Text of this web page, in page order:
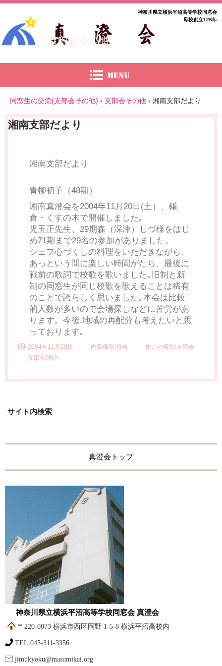
支部会その他
神奈川県立横浜平沼高等学校同窓会
母校創立126年
同窓生の交流(支部会その他) › 支部会その他 › 湘南支部だより
湘南支部だより
湘南支部だより
青柳初子（48期）
湘南真澄会を2004年11月20日(土）、鎌
倉・くすの木で開催しました｡
児玉正先生、29期森（深津）しづ様をはじ
め71期まで29名の参加がありました。
シェフ心づくしの料理をいただきながら、
あっという間に楽しい時間がたち、最後に
戦前の歌詞で校歌を歌いました｡旧制と新
制の同窓生が同じ校歌を歌えることは稀有
のことで誇らしく思いました｡本会は比較
的人数が多いので会場探しなどに苦労があ
ります。今後,地域の再配分も考えたいと思
っております｡
2004年11月20日 内容種別:報告
集いの種別:支部会
支部名:湘南
サイト内検索
真澄会トップ
神奈川県立横浜平沼高等学校同窓会 真澄会
〒220-0073 横浜市西区岡野 1-5-8 横浜平沼高校内
TEL:045-311-3356
jimukyoku@masumikai.org